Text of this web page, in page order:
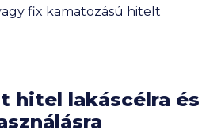
fix kamatozású hitelt
hitel lakáscélra és